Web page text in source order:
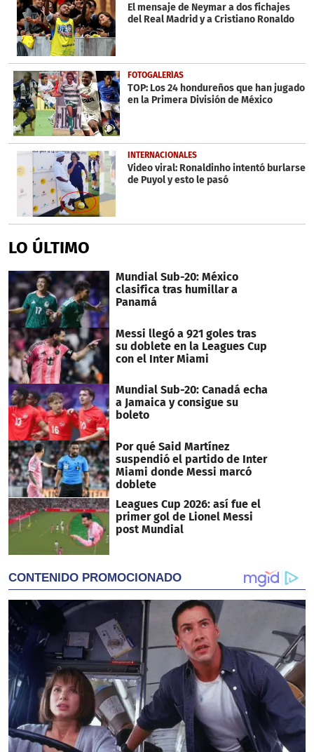
El mensaje de Neymar a dos fichajes
del Real Madrid y a Cristiano Ronaldo
FOTOGALERÍAS
TOP: Los 24 hondureños que han jugado
en la Primera División de México
INTERNACIONALES
Video viral: Ronaldinho intentó burlarse
de Puyol y esto le pasó
LO ÚLTIMO
Mundial Sub-20: México
clasifica tras humillar a
Panamá
Messi llegó a 921 goles tras
su doblete en la Leagues Cup
con el Inter Miami
Mundial Sub-20: Canadá echa
a Jamaica y consigue su
boleto
Por qué Said Martínez
suspendió el partido de Inter
Miami donde Messi marcó
doblete
Leagues Cup 2026: así fue el
primer gol de Lionel Messi
post Mundial